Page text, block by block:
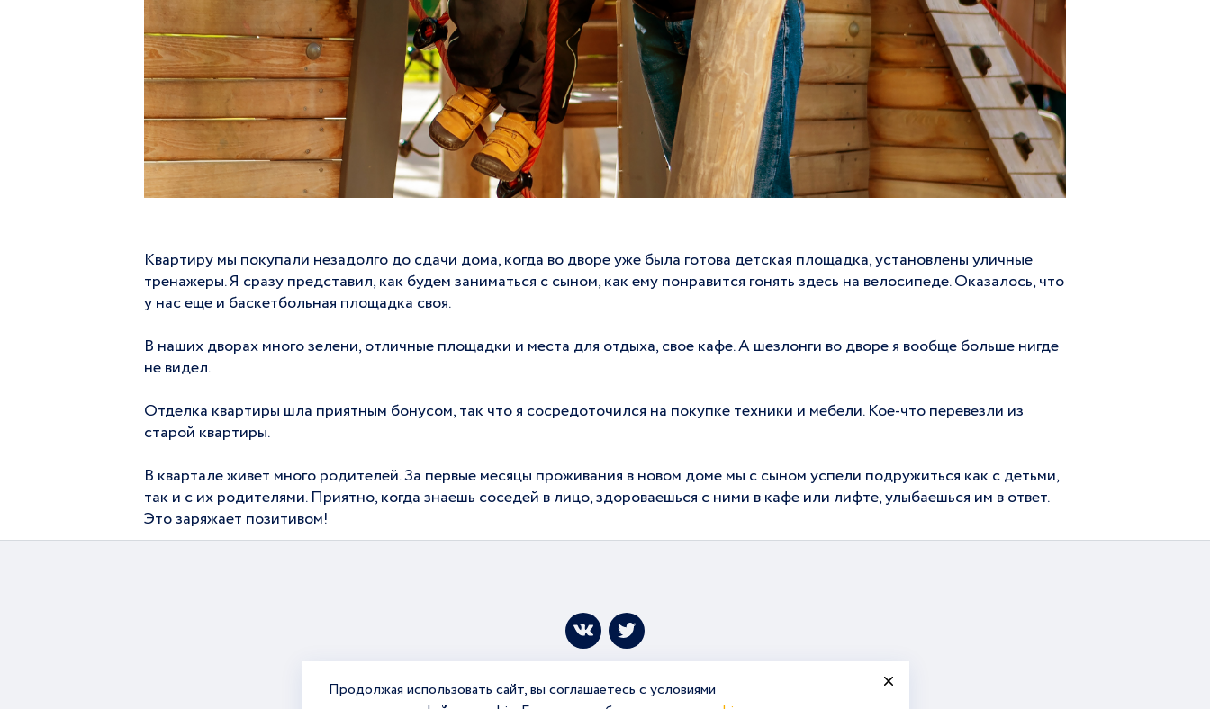
Продолжая использовать сайт, вы соглашаетесь с условиями
Квартиру мы покупали незадолго до сдачи дома, когда во дворе уже была готова детская площадка, установлены уличные
тренажеры. Я сразу представил, как будем заниматься с сыном, как ему понравится гонять здесь на велосипеде. Оказалось, что
у нас еще и баскетбольная площадка своя.
В наших дворах много зелени, отличные площадки и места для отдыха, свое кафе. А шезлонги во дворе я вообще больше нигде
не видел.
Отделка квартиры шла приятным бонусом, так что я сосредоточился на покупке техники и мебели. Кое-что перевезли из
старой квартиры.
В квартале живет много родителей. За первые месяцы проживания в новом доме мы с сыном успели подружиться как с детьми,
так и с их родителями. Приятно, когда знаешь соседей в лицо, здороваешься с ними в кафе или лифте, улыбаешься им в ответ.
Это заряжает позитивом!